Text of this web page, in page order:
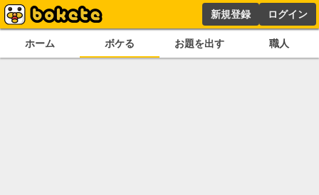
新規登録 ログイン
ホーム ボケる お題を出す 職人